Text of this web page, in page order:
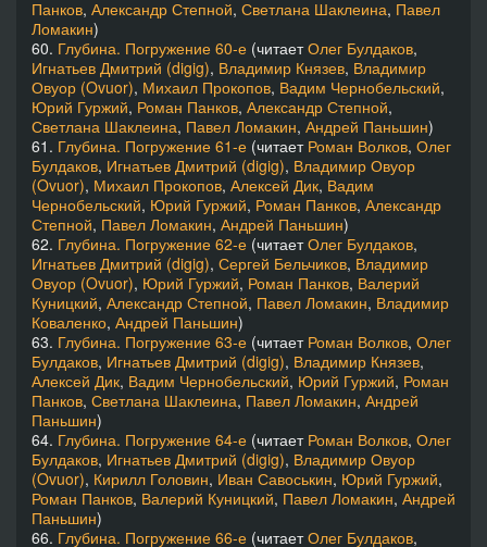
Панков, Александр Степной, Светлана Шаклеина, Павел
Ломакин)
60. Глубина. Погружение 60-е (читаетОлег Булдаков,
Игнатьев Дмитрий (digig), Владимир Князев, Владимир
Овуор (Ovuor), Михаил Прокопов, Вадим Чернобельский,
Юрий Гуржий, Роман Панков, Александр Степной,
Светлана Шаклеина, Павел Ломакин, Андрей Паньшин)
61. Глубина. Погружение 61-е (читает Роман Волков, Олег
Булдаков, Игнатьев Дмитрий (digig), Владимир Овуор
(Ovuor), Михаил Прокопов, Алексей Дик, Вадим
Чернобельский, Юрий Гуржий, Роман Панков, Александр
Степной, Павел Ломакин, Андрей Паньшин)
62. Глубина. Погружение 62-е (читаетОлег Булдаков,
Игнатьев Дмитрий (digig), Сергей Бельчиков, Владимир
Овуор (Ovuor), Юрий Гуржий, Роман Панков, Валерий
Куницкий, Александр Степной, Павел Ломакин, Владимир
Коваленко, Андрей Паньшин)
63. Глубина. Погружение 63-е (читает Роман Волков, Олег
Булдаков, Игнатьев Дмитрий (digig), Владимир Князев,
Алексей Дик, Вадим Чернобельский, Юрий Гуржий, Роман
Панков, Светлана Шаклеина, Павел Ломакин, Андрей
Паньшин)
64. Глубина. Погружение 64-е (читает Роман Волков, Олег
Булдаков, Игнатьев Дмитрий (digig), Владимир Овуор
(Ovuor), Кирилл Головин, Иван Савоськин, Юрий Гуржий,
Роман Панков, Валерий Куницкий, Павел Ломакин, Андрей
Паньшин)
66. Глубина. Погружение 66-е (читаетОлег Булдаков,